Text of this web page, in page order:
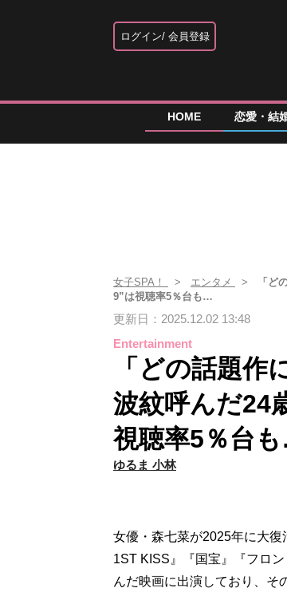
ログイン 会員登録
HOME 恋愛・結
女子SPA！ エンタメ
「ど
9”は視聴率5％台も…
更新日：2025.12.02 13:48
Entertainment
「どの話題作
波紋呼んだ24
視聴率5％台
ゆるま 小林
女優・森七菜が2025年に大
1ST KISS』『国宝』『フロ
んだ映画に出演しており、そ